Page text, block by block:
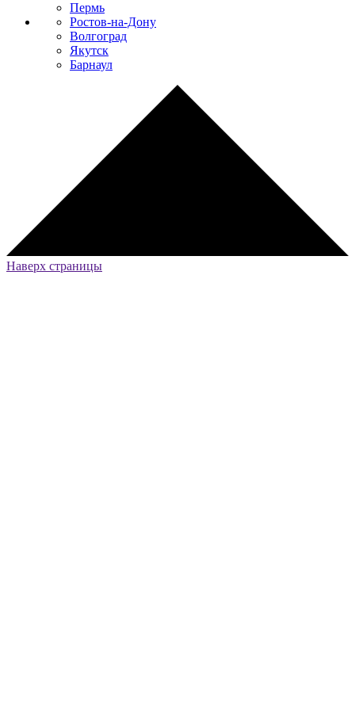
Пермь
Ростов-на-Дону
Волгоград
Якутск
Барнаул
Наверх страницы